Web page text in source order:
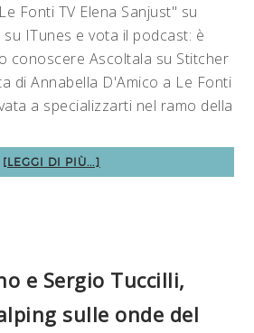
Fonti TV Elena Sanjust" su
ITunes e vota il podcast: è
conoscere Ascoltala su Stitcher
di Annabella D'Amico a Le Fonti
a specializzarti nel ramo della
[LEGGI DI PIÙ...]
e Sergio Tuccilli,
sulle onde del